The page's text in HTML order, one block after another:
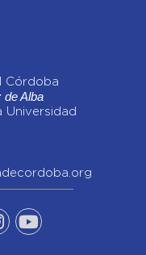
Córdoba
de Alba
Universidad